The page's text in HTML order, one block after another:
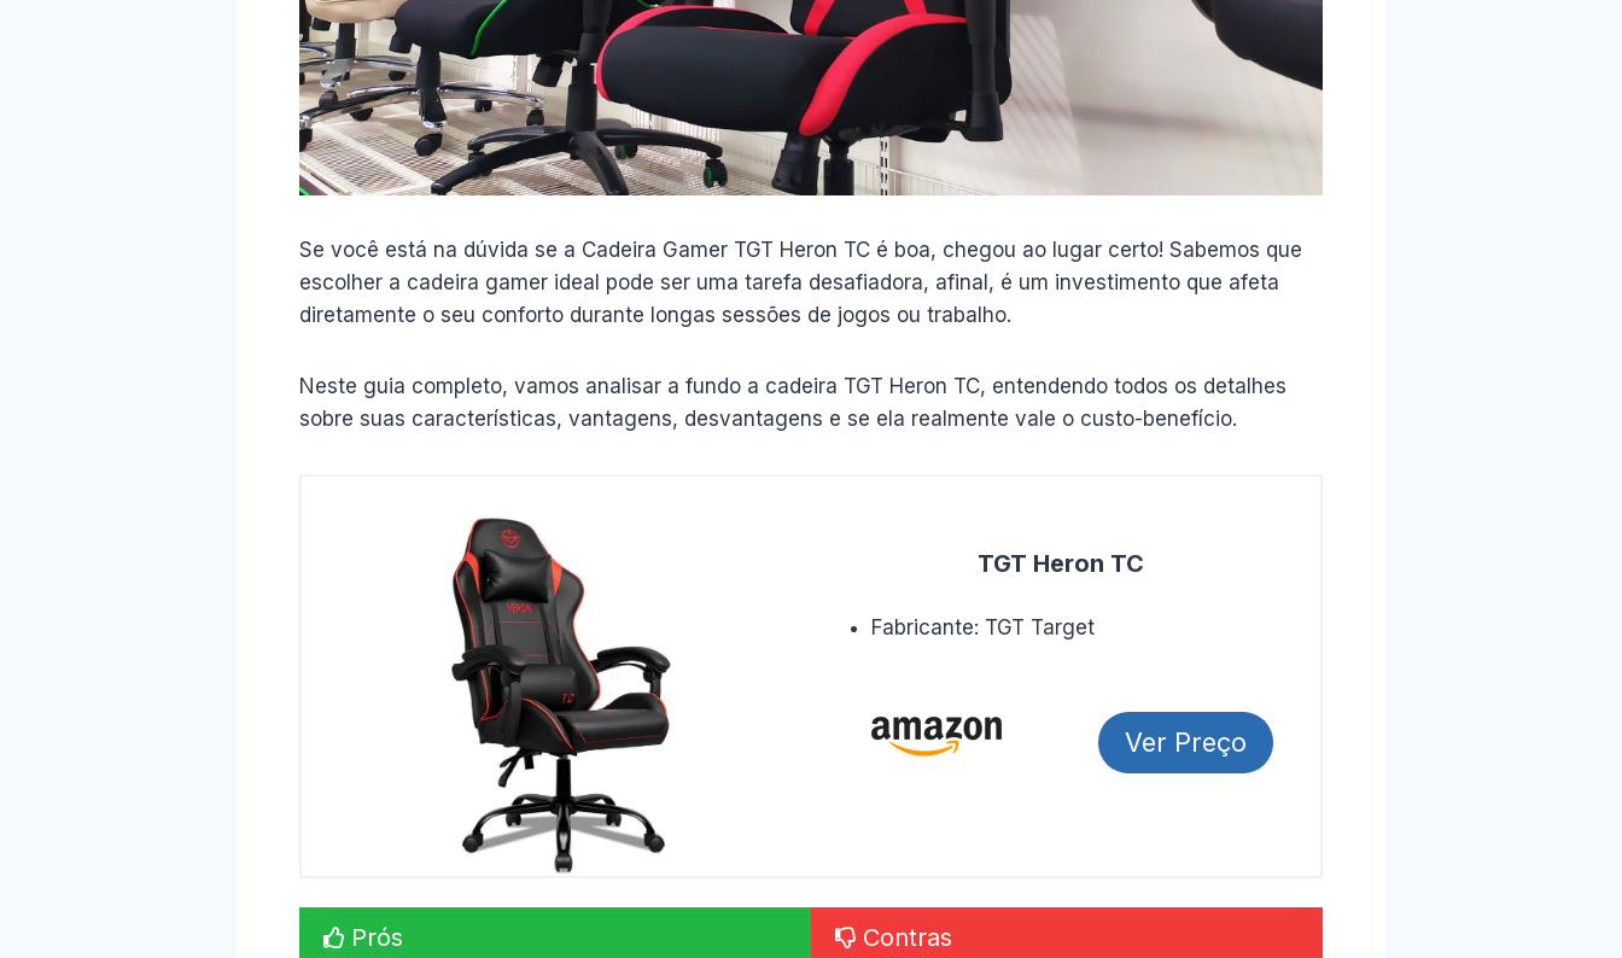
Se você está na dúvida se a Cadeira Gamer TGT Heron TC é boa, chegou ao lugar certo! Sabemos que
escolher a cadeira gamer ideal pode ser uma tarefa desafiadora, afinal, é um investimento que afeta
diretamente o seu conforto durante longas sessões de jogos ou trabalho.
Neste guia completo, vamos analisar a fundo a cadeira TGT Heron TC, entendendo todos os detalhes
sobre suas características, vantagens, desvantagens e se ela realmente vale o custo-benefício.
TGT Heron TC
Fabricante: TGT Target
Ver Preço
Prós Contras